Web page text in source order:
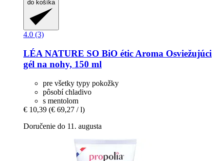
do košíka
4.0 (3)
LÉA NATURE SO BiO étic Aroma Osviežujúci
gél na nohy, 150 ml
pre všetky typy pokožky
pôsobí chladivo
s mentolom
€ 10,39 (€ 69,27 / l)
Doručenie do 11. augusta